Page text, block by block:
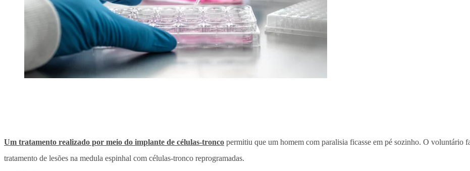
Um tratamento realizado por meio do implante de células-tronco permitiu que um homem com paralisia ficasse em pé sozinho. O voluntário
tratamento de lesões na medula espinhal com células-tronco reprogramadas.